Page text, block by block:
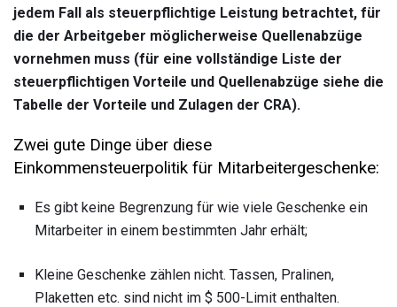
jedem Fall als steuerpflichtige Leistung betrachtet, für
die der Arbeitgeber möglicherweise Quellenabzüge
vornehmen muss (für eine vollständige Liste der
steuerpflichtigen Vorteile und Quellenabzüge siehe die
Tabelle der Vorteile und Zulagen der CRA).
Zwei gute Dinge über diese
Einkommensteuerpolitik für Mitarbeitergeschenke:
Es gibt keine Begrenzung für wie viele Geschenke ein
Mitarbeiter in einem bestimmten Jahr erhält;
Kleine Geschenke zählen nicht. Tassen, Pralinen,
Plaketten etc. sind nicht im $ 500-Limit enthalten.